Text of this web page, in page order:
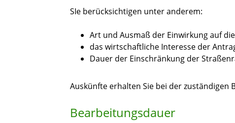
SIe berücksichtigen unter anderem:
Art und Ausmaß der Einwirkung auf
das wirtschaftliche Interesse der
Dauer der Einschränkung der
Auskünfte erhalten Sie bei der zuständigen
Bearbeitungsdauer